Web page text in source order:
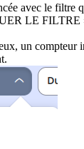
avec le filtre
LE FILTRE
un compteur